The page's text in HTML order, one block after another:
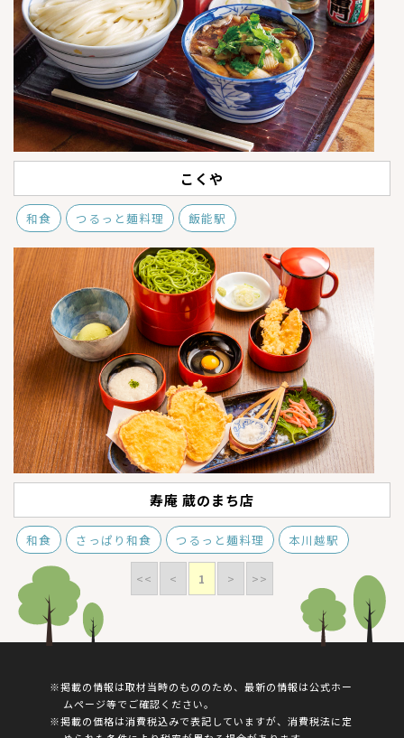
こくや
和食 つるっと麺料理 飯能駅
寿庵 蔵のまち店
和食 さっぱり和食 つるっと麺料理 本川越駅
<< < 1 > >>
※掲載の情報は取材当時のもののため、最新の情報は公式ホー
ムページ等でご確認ください。
※掲載の価格は消費税込みで表記していますが、消費税法に定